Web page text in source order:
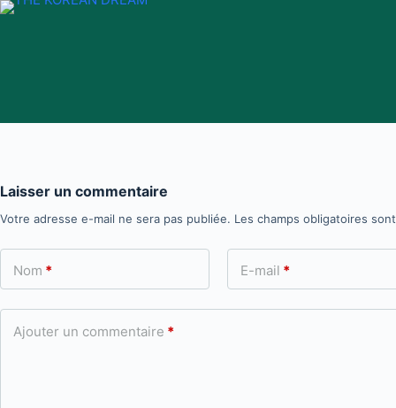
Passer
Laisser un commentaire
Votre adresse e-mail ne sera pas publiée. Les champs obligatoires
Nom * E-mail *
Ajouter un commentaire *